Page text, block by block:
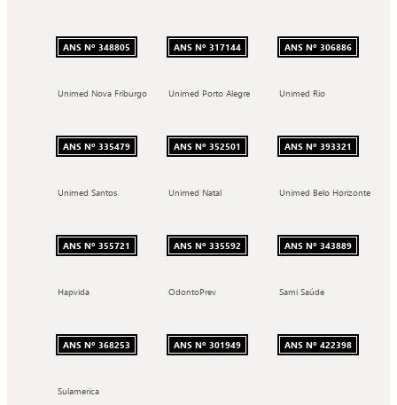
ANS Nº 348805 ANS Nº 317144 ANS Nº 306886
Unimed Nova Friburgo
ANS Nº 335479
Unimed Porto Alegre
ANS Nº 352501
Unimed Rio
ANS Nº 393321
Unimed Santos
ANS Nº 355721
Unimed Natal
ANS Nº 335592
Unimed Belo Horizonte
ANS Nº 343889
Hapvida
ANS Nº 368253
OdontoPrev
ANS Nº 301949
Sami Saúde
ANS Nº 422398
Sulamerica